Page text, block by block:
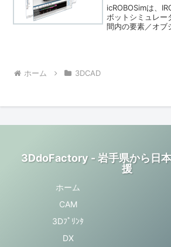
icROBOSimは、
ボットシミュレー
間内の要素／オブ
ホーム
3DCAD
3DdoFactory - 岩手県から日
援
ホーム
CAM
3Dﾌﾟﾘﾝﾀ
DX